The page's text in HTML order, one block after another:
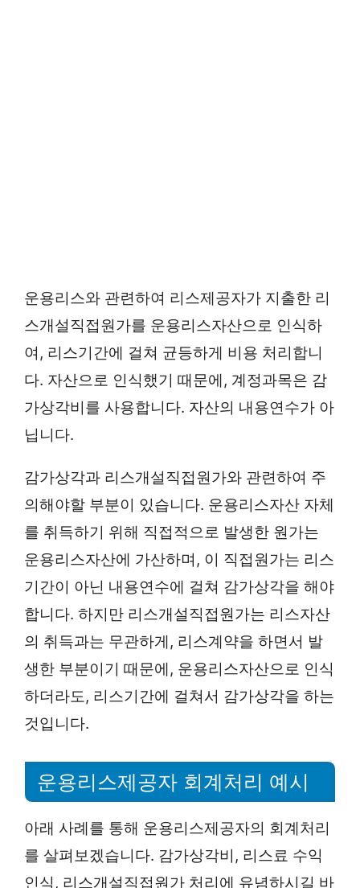
운용리스와 관련하여 리스제공자가 지출한 리
스개설직접원가를 운용리스자산으로 인식하
여, 리스기간에 걸쳐 균등하게 비용 처리합니
다. 자산으로 인식했기 때문에, 계정과목은 감
가상각비를 사용합니다. 자산의 내용연수가 아
닙니다.
감가상각과 리스개설직접원가와 관련하여 주
의해야할 부분이 있습니다. 운용리스자산 자체
를 취득하기 위해 직접적으로 발생한 원가는
운용리스자산에 가산하며, 이 직접원가는 리스
기간이 아닌 내용연수에 걸쳐 감가상각을 해야
합니다. 하지만 리스개설직접원가는 리스자산
의 취득과는 무관하게, 리스계약을 하면서 발
생한 부분이기 때문에, 운용리스자산으로 인식
하더라도, 리스기간에 걸쳐서 감가상각을 하는
것입니다.
운용리스제공자 회계처리 예시
아래 사례를 통해 운용리스제공자의 회계처리
를 살펴보겠습니다. 감가상각비, 리스료 수익
인식, 리스개설직접원가 처리에 유념하시길 바